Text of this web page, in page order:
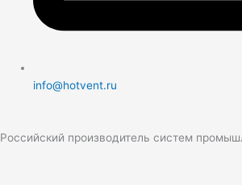
info@hotvent.ru
Российский производитель систем